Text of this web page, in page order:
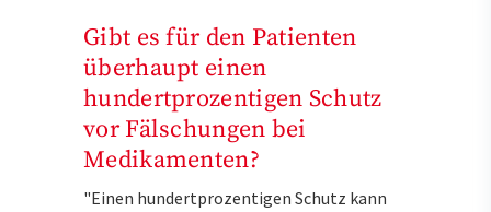
Gibt es für den Patienten
überhaupt einen
hundertprozentigen Schutz
vor Fälschungen bei
Medikamenten?
"Einen hundertprozentigen Schutz kann